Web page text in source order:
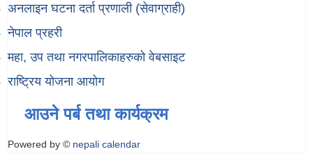
अनलाइन घटना दर्ता प्रणाली (सेवाग्राही)
नेपाल प्रहरी
महा, उप तथा नगरपालिकाहरुको वेबसाइट
राष्ट्रिय योजना आयोग
आउने पर्ब तथा कार्यक्रम
Powered by © nepali calendar